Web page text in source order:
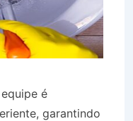
é
garantindo